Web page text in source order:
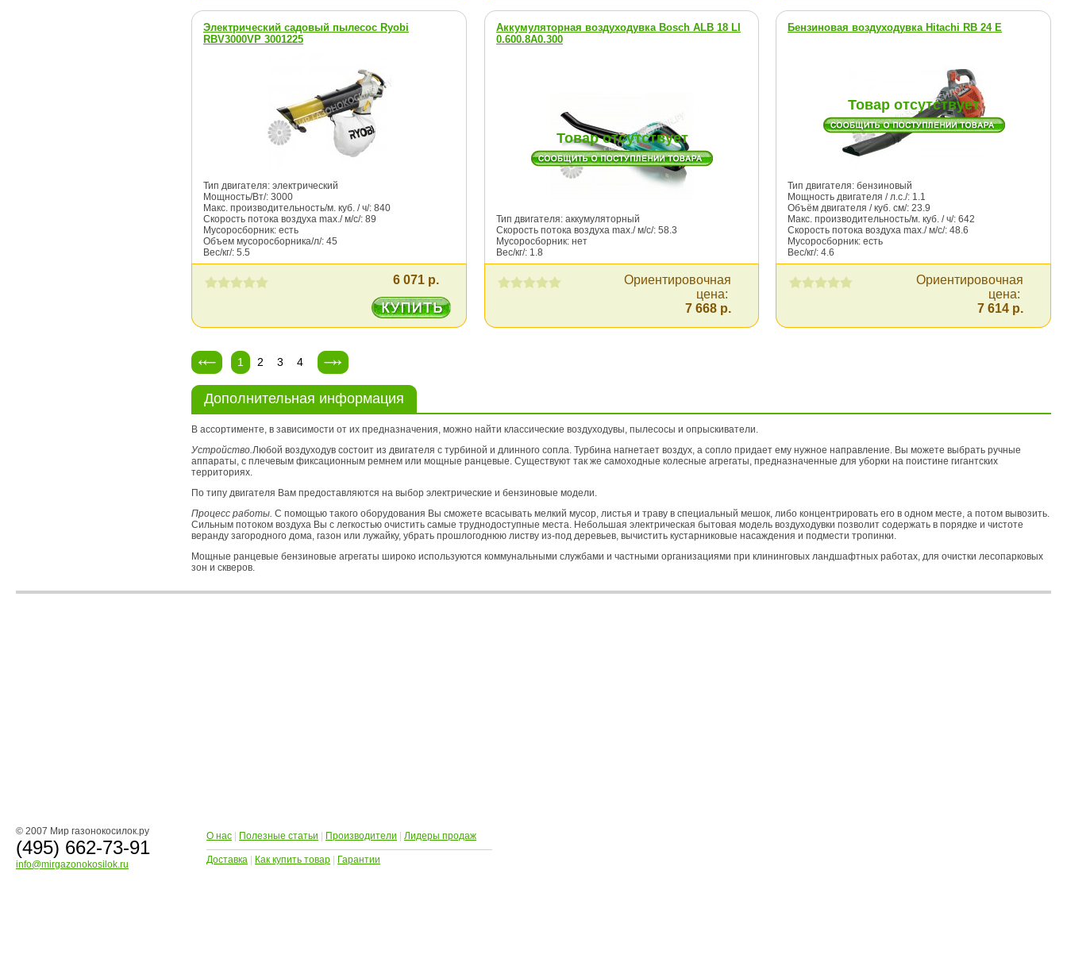
Электрический садовый пылесос Ryobi
RBV3000VP 3001225
Аккумуляторная воздуходувка Bosch ALB 18 LI
0.600.8A0.300
Бензиновая воздуходувка Hitachi RB 24 E
Тип двигателя: электрический
Мощность/Вт/: 3000
Макс. производительность/м. куб. / ч/: 840
Скорость потока воздуха max./ м/с/: 89
Мусоросборник: есть
Объем мусоросборника/л/: 45
Вес/кг/: 5.5
Товар отсутствует
Тип двигателя: аккумуляторный
Скорость потока воздуха max./ м/с/: 58.3
Мусоросборник: нет
Вес/кг/: 1.8
Товар отсутствует
Тип двигателя: бензиновый
Мощность двигателя / л.с./: 1.1
Объём двигателя / куб. см/: 23.9
Макс. производительность/м. куб. / ч/: 642
Скорость потока воздуха max./ м/с/: 48.6
Мусоросборник: есть
Вес/кг/: 4.6
6 071 р.
Ориентировочная
цена:
7 668 р.
Ориентировочная
цена:
7 614 р.
1 2 3 4
Дополнительная информация
В ассортименте, в зависимости от их предназначения, можно найти классические воздуходувы, пылесосы и опрыскиватели.
Устройство.Любой воздуходув состоит из двигателя с турбиной и длинного сопла. Турбина нагнетает воздух, а сопло придает ему нужное направление. Вы можете выбрать ручные
аппараты, с плечевым фиксационным ремнем или мощные ранцевые. Существуют так же самоходные колесные агрегаты, предназначенные для уборки на поистине гигантских
территориях.
По типу двигателя Вам предоставляются на выбор электрические и бензиновые модели.
Процесс работы. С помощью такого оборудования Вы сможете всасывать мелкий мусор, листья и траву в специальный мешок, либо концентрировать его в одном месте, а потом вывозить.
Сильным потоком воздуха Вы с легкостью очистить самые труднодоступные места. Небольшая электрическая бытовая модель воздуходувки позволит содержать в порядке и чистоте
веранду загородного дома, газон или лужайку, убрать прошлогоднюю листву из-под деревьев, вычистить кустарниковые насаждения и подмести тропинки.
Мощные ранцевые бензиновые агрегаты широко используются коммунальными службами и частными организациями при клининговых ландшафтных работах, для очистки лесопарковых
зон и скверов.
© 2007 Мир газонокосилок.ру
(495) 662-73-91
info@mirgazonokosilok.ru
О нас Полезные статьи Производители Лидеры продаж
Доставка Как купить товар Гарантии